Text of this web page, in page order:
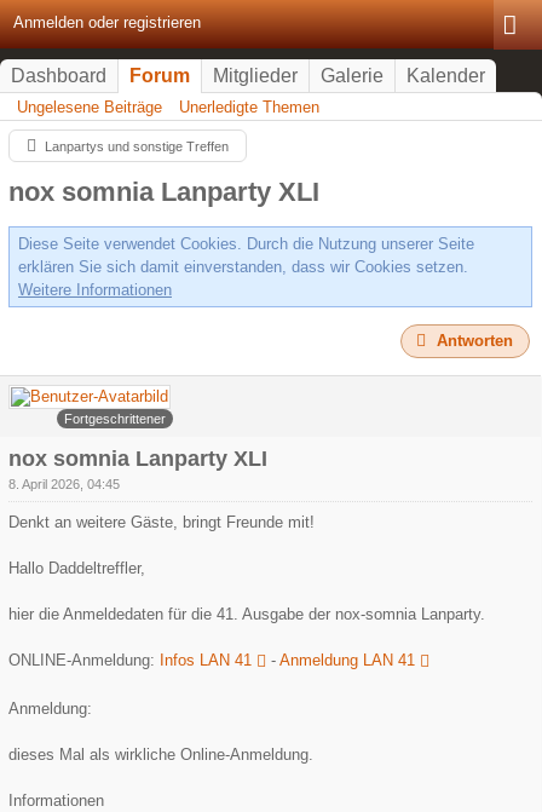
Anmelden oder registrieren
Dashboard Forum Mitglieder Galerie Kalender
Ungelesene Beiträge Unerledigte Themen
Lanpartys und sonstige Treffen
nox somnia Lanparty XLI
Diese Seite verwendet Cookies. Durch die Nutzung unserer Seite
erklären Sie sich damit einverstanden, dass wir Cookies setzen.
Weitere Informationen
Antworten
Arowa
Fortgeschrittener
nox somnia Lanparty XLI
8. April 2026, 04:45
Denkt an weitere Gäste, bringt Freunde mit!
Hallo Daddeltreffler,
hier die Anmeldedaten für die 41. Ausgabe der nox-somnia Lanparty.
ONLINE-Anmeldung: Infos LAN 41 - Anmeldung LAN 41
Anmeldung:
dieses Mal als wirkliche Online-Anmeldung.
Informationen